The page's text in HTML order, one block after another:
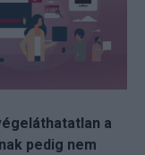
a
pedig nem